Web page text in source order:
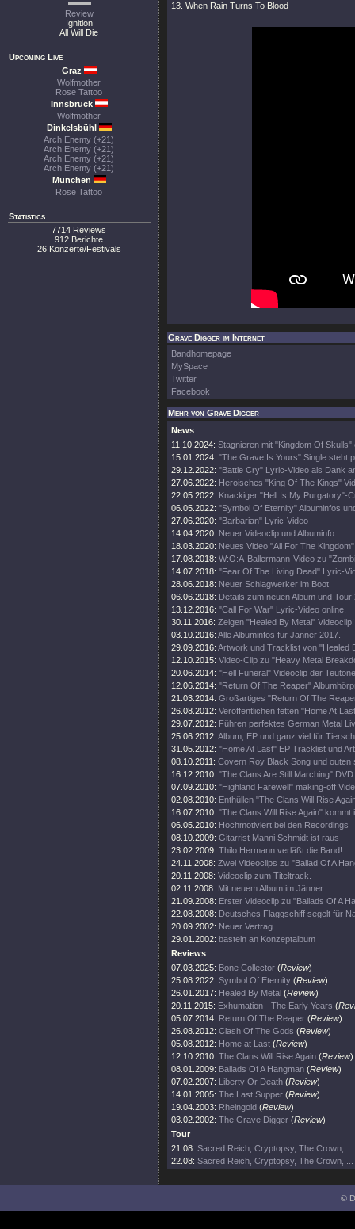
Review
Ignition
All Will Die
Upcoming Live
Graz
Wolfmother
Rose Tattoo
Innsbruck
Wolfmother
Dinkelsbühl
Arch Enemy (+21)
Arch Enemy (+21)
Arch Enemy (+21)
Arch Enemy (+21)
München
Rose Tattoo
Statistics
7714 Reviews
912 Berichte
26 Konzerte/Festivals
13. When Rain Turns To Blood
Grave Digger im Internet
Bandhomepage
MySpace
Twitter
Facebook
Mehr von Grave Digger
News
11.10.2024: Stagnieren mit "Kingdom Of
15.01.2024: "The Grave Is Yours" Single steht
29.12.2022: "Battle Cry" Lyric-Video als Dank
27.06.2022: Heroisches "King Of The Kings"
22.05.2022: Knackiger "Hell Is My Purgatory"-
06.05.2022: "Symbol Of Eternity" Albuminfos
27.06.2020: "Barbarian" Lyric-Video
14.04.2020: Neuer Videoclip und Albuminfo.
18.03.2020: Neues Video "All For The
17.08.2018: W:O:A-Ballermann-Video zu
14.07.2018: "Fear Of The Living Dead" Lyric-
28.06.2018: Neuer Schlagwerker im Boot
06.06.2018: Details zum neuen Album und Tour
13.12.2016: "Call For War" Lyric-Video online.
30.11.2016: Zeigen "Healed By Metal" Videoclip!
03.10.2016: Alle Albuminfos für Jänner 2017.
29.09.2016: Artwork und Tracklist von "Healed
12.10.2015: Video-Clip zu "Heavy Metal
20.06.2014: "Hell Funeral" Videoclip der
12.06.2014: "Return Of The Reaper"
21.03.2014: Großartiges "Return Of The
26.08.2012: Veröffentlichen fetten "Home At
29.07.2012: Führen perfektes German Metal
25.06.2012: Album, EP und ganz viel für
31.05.2012: "Home At Last" EP Tracklist und
08.10.2011: Covern Roy Black Song und outen
16.12.2010: "The Clans Are Still Marching"
07.09.2010: "Highland Farewell" making-off
02.08.2010: Enthüllen "The Clans Will Rise
16.07.2010: "The Clans Will Rise Again" kommt
06.05.2010: Hochmotiviert bei den Recordings
08.10.2009: Gitarrist Manni Schmidt ist raus
23.02.2009: Thilo Hermann verläßt die Band!
24.11.2008: Zwei Videoclips zu "Ballad Of A
20.11.2008: Videoclip zum Titeltrack.
02.11.2008: Mit neuem Album im Jänner
21.09.2008: Erster Videoclip zu "Ballads Of A
22.08.2008: Deutsches Flaggschiff segelt für
20.09.2002: Neuer Vertrag
29.01.2002: basteln an Konzeptalbum
Reviews
07.03.2025: Bone Collector (Review)
25.08.2022: Symbol Of Eternity (Review)
26.01.2017: Healed By Metal (Review)
20.11.2015: Exhumation - The Early Years (
05.07.2014: Return Of The Reaper (Review)
26.08.2012: Clash Of The Gods (Review)
05.08.2012: Home at Last (Review)
12.10.2010: The Clans Will Rise Again (Review)
08.01.2009: Ballads Of A Hangman (Review)
07.02.2007: Liberty Or Death (Review)
14.01.2005: The Last Supper (Review)
19.04.2003: Rheingold (Review)
03.02.2002: The Grave Digger (Review)
Tour
21.08: Sacred Reich, Cryptopsy, The Crown, ...
22.08: Sacred Reich, Cryptopsy, The Crown, ...
©